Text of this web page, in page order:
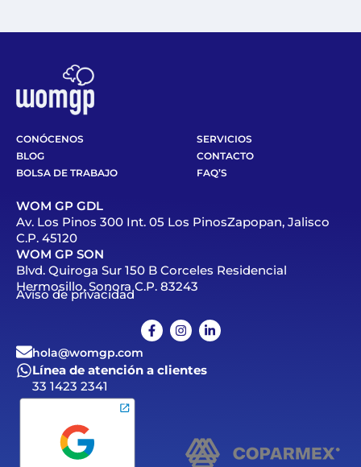
CONÓCENOS
SERVICIOS
BLOG
CONTACTO
BOLSA DE TRABAJO
FAQ’S
WOM GP GDL
Av. Los Pinos 300 Int. 05 Los PinosZapopan, Jalisco
C.P. 45120
WOM GP SON
Blvd. Quiroga Sur 150 B Corceles Residencial
Hermosillo, Sonora C.P. 83243
Aviso de privacidad
hola@womgp.com
Línea de atención a clientes
33 1423 2341